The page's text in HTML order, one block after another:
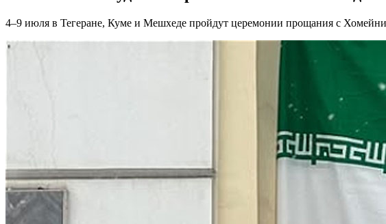
4–9 июля в Тегеране, Куме и Мешхеде пройдут церемонии прощания с